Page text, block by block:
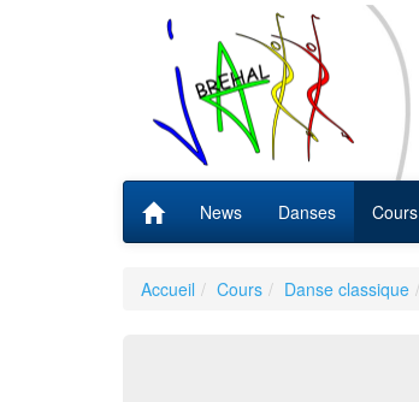
News Danses Cours
Accueil Cours Danse classique